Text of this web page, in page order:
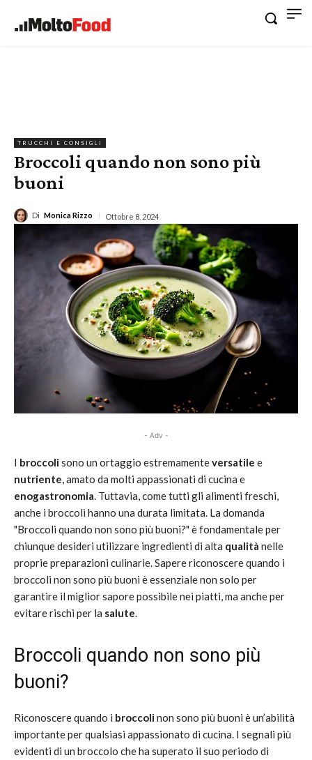
TRUCCHI E CONSIGLI
Broccoli quando non sono più
buoni
Di Monica Rizzo Ottobre 8, 2024
- Adv -
I broccolisono un ortaggio estremamenteversatile e
nutriente, amato da molti appassionati di cucina e
enogastronomia. Tuttavia, come tutti gli alimenti freschi,
anche i broccoli hanno una durata limitata. La domanda
"Broccoli quando non sono più buoni?" è fondamentale per
chiunque desideri utilizzare ingredienti di alta qualità nelle
proprie preparazioni culinarie. Sapere riconoscere quando i
broccoli non sono più buoni è essenziale non solo per
garantire il miglior sapore possibile nei piatti, ma anche per
evitare rischi per la salute.
Broccoli quando non sono più
buoni?
Riconoscere quando i broccolinon sono più buoni è un’abilità
importante per qualsiasi appassionato di cucina. I segnali più
evidenti di un broccolo che ha superato il suo periodo di